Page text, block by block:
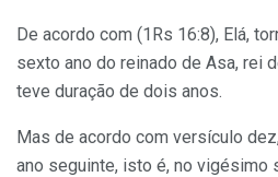
De acordo com (1Rs 16:8), Elá,
sexto ano do reinado de Asa, rei
teve duração de dois anos.
Mas de acordo com versículo
ano seguinte, isto é, no vigésimo